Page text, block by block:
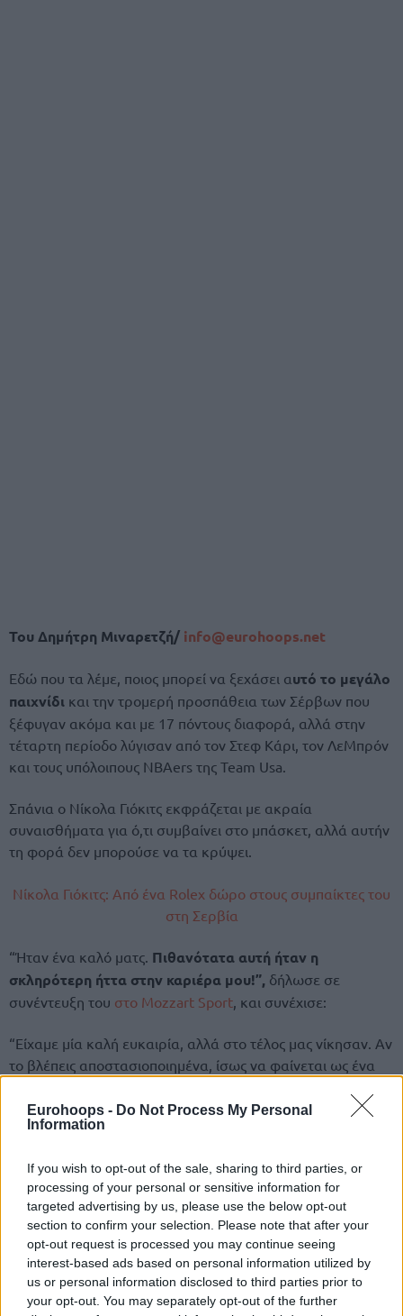
Eurohoops - Do Not Process My Personal
Information
If you wish to opt-out of the sale, sharing to third parties, or
processing of your personal or sensitive information for
targeted advertising by us, please use the below opt-out
section to confirm your selection. Please note that after your
opt-out request is processed you may continue seeing
interest-based ads based on personal information utilized by
us or personal information disclosed to third parties prior to
your opt-out. You may separately opt-out of the further
Του Δημήτρη Μιναρετζή/ info@eurohoops.net
Εδώ που τα λέμε, ποιος μπορεί να ξεχάσει αυτό το μεγάλο
παιχνίδι και την τρομερή προσπάθεια των Σέρβων που
ξέφυγαν ακόμα και με 17 πόντους διαφορά, αλλά στην
τέταρτη περίοδο λύγισαν από τον Στεφ Κάρι, τον ΛεΜπρόν
και τους υπόλοιπους NBAers της Team Usa.
Σπάνια ο Νίκολα Γιόκιτς εκφράζεται με ακραία
συναισθήματα για ό,τι συμβαίνει στο μπάσκετ, αλλά αυτήν
τη φορά δεν μπορούσε να τα κρύψει.
Νίκολα Γιόκιτς: Από ένα Rolex δώρο στους συμπαίκτες του
στη Σερβία
“Ήταν ένα καλό ματς. Πιθανότατα αυτή ήταν η
σκληρότερη ήττα στην καριέρα μου!”, δήλωσε σε
συνέντευξη του στο Mozzart Sport , και συνέχισε:
“Είχαμε μία καλή ευκαιρία, αλλά στο τέλος μας νίκησαν. Αν
το βλέπεις αποστασιοποιημένα, ίσως να φαίνεται ως ένα
από τις χειρότερες ήττες στην καριέρα μας!”.